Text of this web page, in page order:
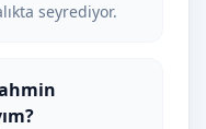
seyrediyor.